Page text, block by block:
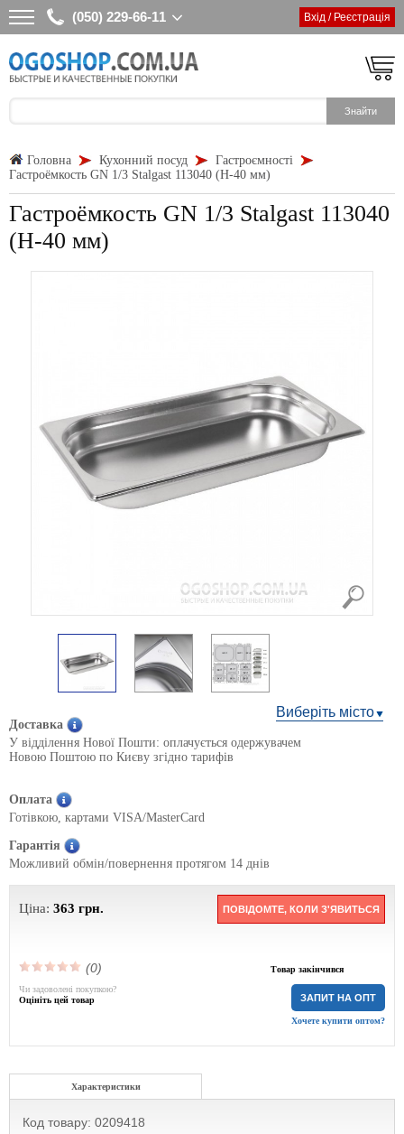
(050) 229-66-11 Вхід / Реєстрація
Головна Кухонний посуд
Гастроємності
Гастроёмкость GN 1/3 Stalgast 113040 (Н-40 мм)
Гастроёмкость GN 1/3 Stalgast 113040
(Н-40 мм)
Виберіть місто
Доставка
У відділення Нової Пошти: оплачується одержувачем
Новою Поштою по Києву згідно тарифів
Оплата
Готівкою, картами VISA/MasterCard
Гарантія
Можливий обмін/повернення протягом 14 днів
Ціна: 363 грн. ПОВІДОМТЕ, КОЛИ З'ЯВИТЬСЯ
(0) Товар закінчився
ЗАПИТ НА ОПТ
Хочете купити оптом?
Чи задоволені покупкою?
Оцініть цей товар
Характеристики
Код товару: 0209418